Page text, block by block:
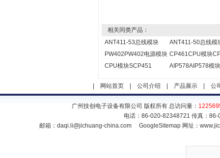
相关同类产品：
ANT411-53总线模块
ANT411-50总线模
PW402PW402电源模块 CP461CPU模块
CPU模块SCP451
AIP578AIP578模块
网站首页| 公司介绍 产品展示| 公
广州技创电子设备有限公司 版权所有 总访问量：
电话：86-020-82348721 传真：
邮箱： daqi.li@jichuang-china.com GoogleSitemap 网址：